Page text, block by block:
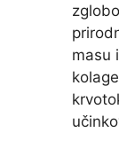
masu